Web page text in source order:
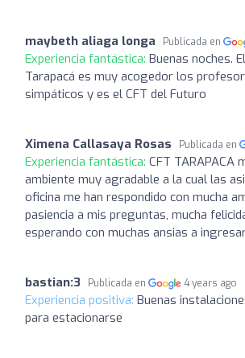
maybeth aliaga longa Publicada en
Experiencia fantástica: Buenas noches.
Tarapacá es muy acogedor los
simpáticos y es el CFT del Futuro
Ximena Callasaya Rosas Publicada en
Experiencia fantástica: CFT TARAPACA
ambiente muy agradable a la cual las
oficina me han respondido con mucha
pasiencia a mis preguntas, mucha
esperando con muchas ansias a
bastian:3 Publicada en 4 years ago
Experiencia positiva: Buenas
para estacionarse